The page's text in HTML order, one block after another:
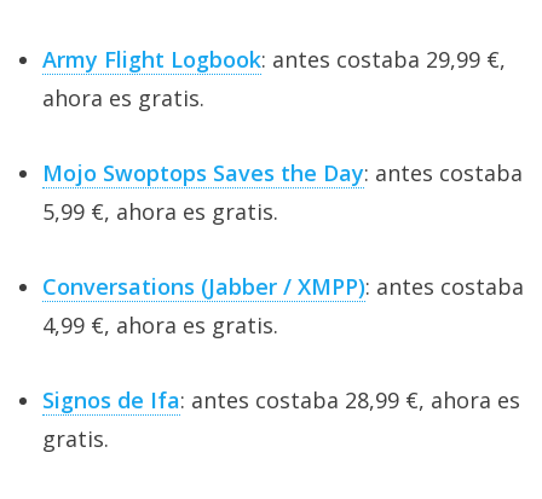
Army Flight Logbook: antes costaba 29,99 €,
ahora es gratis.
Mojo Swoptops Saves the Day: antes costaba
5,99 €, ahora es gratis.
Conversations (Jabber / XMPP): antes costaba
4,99 €, ahora es gratis.
Signos de Ifa: antes costaba 28,99 €, ahora es
gratis.